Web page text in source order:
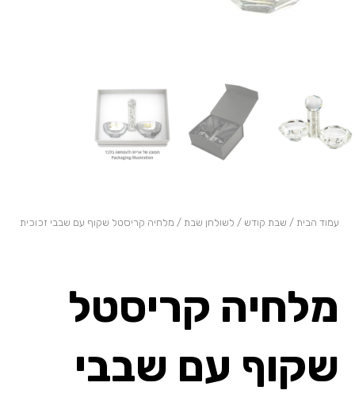
עמוד הבית / שבת קודש / לשולחן שבת / מלחיה קריסטל שקוף עם שבבי זכוכית
מלחיה קריסטל
שקוף עם שבבי